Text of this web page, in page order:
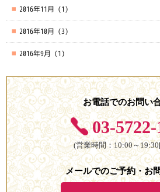
2016年11月 (1)
2016年10月 (3)
2016年9月 (1)
お電話でのお問い
03-5722-
(営業時間：10:00～
メールでのご予約・お